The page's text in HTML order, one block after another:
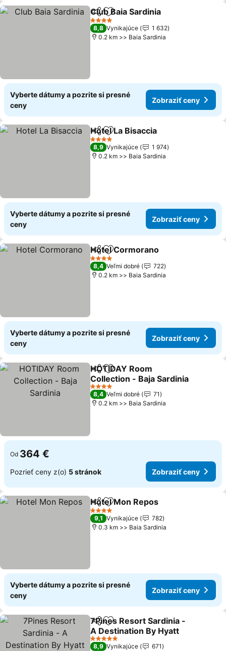
ZdieľaťPridať do obľúbených
Club Baia Sardinia
4 Počet hviezdičiek
8,8 Vynikajúce
1 632
0.2 km >> Baia Sardinia
Vyberte dátumy a pozrite si presné
ceny
Zobraziť ceny
ZdieľaťPridať do obľúbených
Hotel La Bisaccia
4 Počet hviezdičiek
8,9 Vynikajúce
1 974
0.2 km >> Baia Sardinia
Vyberte dátumy a pozrite si presné
ceny
Zobraziť ceny
ZdieľaťPridať do obľúbených
Hotel Cormorano
4 Počet hviezdičiek
8,4 Veľmi dobré
722
0.2 km >> Baia Sardinia
Vyberte dátumy a pozrite si presné
ceny
Zobraziť ceny
ZdieľaťPridať do obľúbených
HOTIDAY Room
Collection - Baja Sardinia
4 Počet hviezdičiek
8,4 Veľmi dobré
71
0.2 km >> Baia Sardinia
Od 364 €
Pozrieť ceny z(o) 5 stránok Zobraziť ceny
ZdieľaťPridať do obľúbených
Hotel Mon Repos
4 Počet hviezdičiek
9,1 Vynikajúce
782
0.3 km >> Baia Sardinia
Vyberte dátumy a pozrite si presné
ceny
Zobraziť ceny
ZdieľaťPridať do obľúbených
7Pines Resort Sardinia -
A Destination By Hyatt
5 Počet hviezdičiek
8,9 Vynikajúce
671